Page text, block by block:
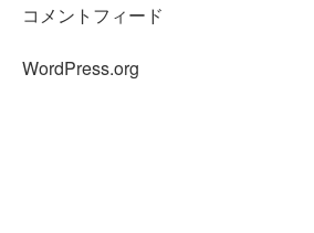
コメントフィード
WordPress.org